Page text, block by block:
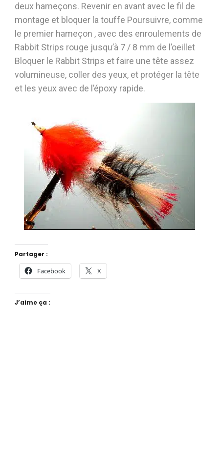
deux hameçons. Revenir en avant avec le fil de
montage et bloquer la touffe Poursuivre, comme
le premier hameçon , avec des enroulements de
Rabbit Strips rouge jusqu’à 7 / 8 mm de l’oeillet
Bloquer le Rabbit Strips et faire une tête assez
volumineuse, coller des yeux, et protéger la tête
et les yeux avec de l’époxy rapide.
Partager :
Facebook X
J’aime ça :